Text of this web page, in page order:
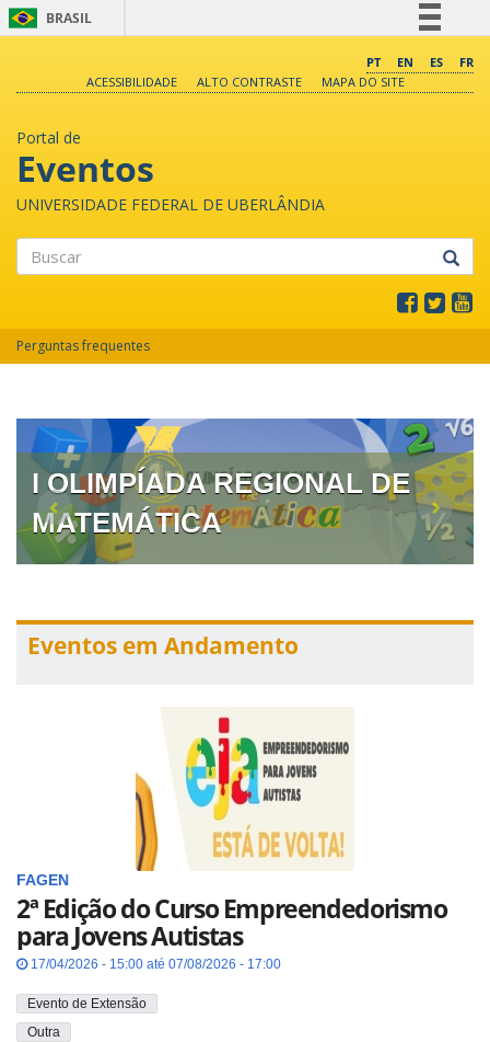
BRASIL
Comunica BR
PT EN ES
FR
ACESSIBILIDADE
ALTO CONTRASTE MAPA DO SITE
Portal de
Eventos
UNIVERSIDADE FEDERAL DE UBERLÂNDIA
Perguntas frequentes
I OLIMPÍADA REGIONAL DE
MATEMÁTICA
Eventos em Andamento
FAGEN
2ª Edição do Curso Empreendedorismo
para Jovens Autistas
17/04/2026 - 15:00 até 07/08/2026 - 17:00
Evento de Extensão
Outra